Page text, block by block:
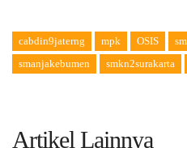
cabdin9jaterng mpk OSIS
smanjakebumen
smkn2surakarta
Artikel Lainnya